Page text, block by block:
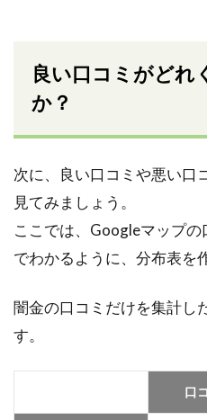
良い口コミがどれ
か？
次に、良い口コミや悪い口
見てみましょう。
ここでは、Googleマップ
でわかるように、分布表を
闇金の口コミだけを集計し
す。
口